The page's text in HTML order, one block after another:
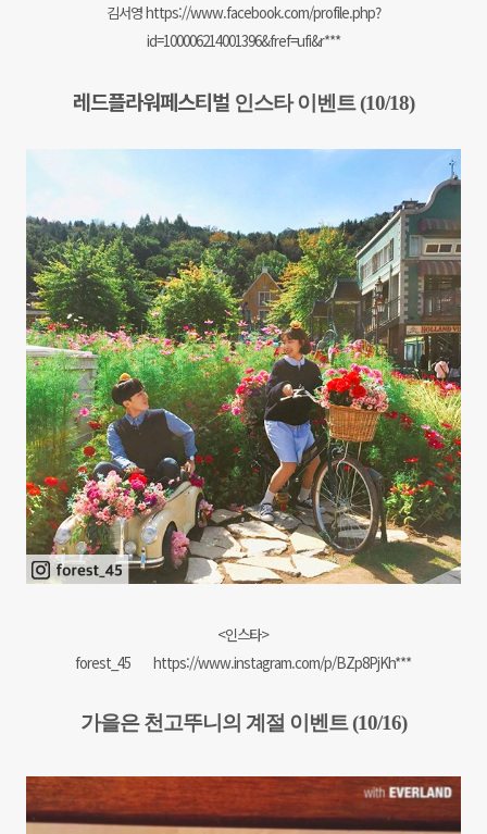
김서영https://www.facebook.com/profile.php?
id=100006214001396&fref=ufi&r***
레드플라워페스티벌인스타 이벤트 (10/18)
<인스타>
forest_45
https://www.instagram.com/p/BZp8PjKh***
가을은 천고뚜니의 계절 이벤트 (10/16)